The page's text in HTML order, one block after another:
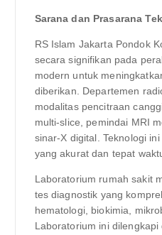
Sarana dan Prasarana
RS Islam Jakarta Pondok
secara signifikan pada
modern untuk
diberikan. Departemen
modalitas pencitraan
multi-slice, pemindai MRI
sinar-X digital. Teknologi
yang akurat dan tepat
Laboratorium rumah sakit
tes diagnostik yang
hematologi, biokimia,
Laboratorium ini